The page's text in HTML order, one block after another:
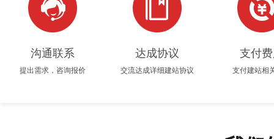
沟通联系
提出需求，咨询报价
达成协议
交流达成详细建站协议
支付
支付建站相